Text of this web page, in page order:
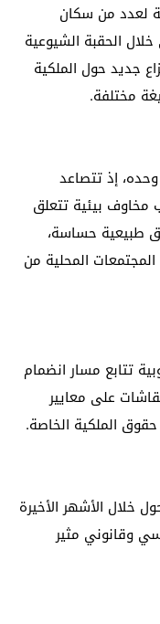
لعدد من سكان
الحقبة الشيوعية
جديد حول الملكية
مختلفة.
إذ تتصاعد
مخاوف بيئية تتعلق
طبيعية حساسة،
المحلية من
تتابع مسار انضمام
على معايير
حقوق الملكية الخاصة.
خلال الأشهر الأخيرة
وقانوني مثير